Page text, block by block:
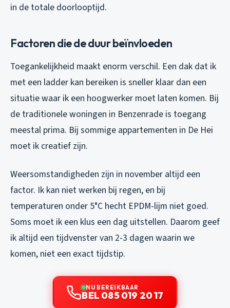
in de totale doorlooptijd.
Factoren die de duur beïnvloeden
Toegankelijkheid maakt enorm verschil. Een dak dat ik
met een ladder kan bereiken is sneller klaar dan een
situatie waar ik een hoogwerker moet laten komen. Bij
de traditionele woningen in Benzenrade is toegang
meestal prima. Bij sommige appartementen in De Hei
moet ik creatief zijn.
Weersomstandigheden zijn in november altijd een
factor. Ik kan niet werken bij regen, en bij
temperaturen onder 5°C hecht EPDM-lijm niet goed.
Soms moet ik een klus een dag uitstellen. Daarom geef
ik altijd een tijdvenster van 2-3 dagen waarin we
komen, niet een exact tijdstip.
NU BEREIKBAAR
BEL 085 019 20 17